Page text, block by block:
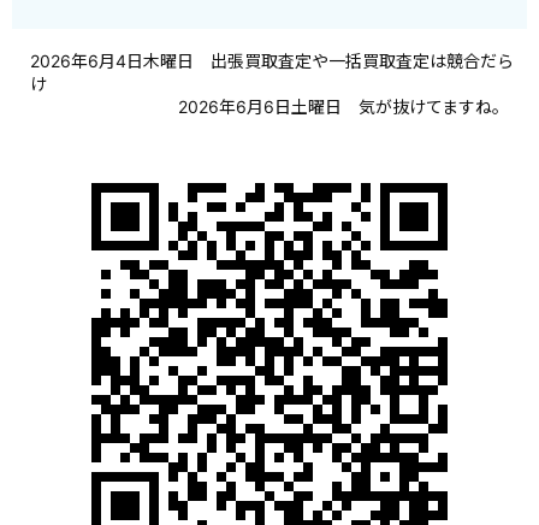
2026年6月4日木曜日 出張買取査定や一括買取査定は競合だら
け
2026年6月6日土曜日 気が抜けてますね。